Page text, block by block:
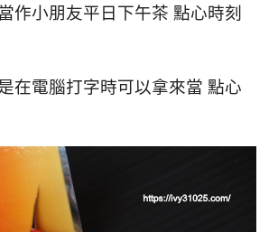
作小朋友平日下午茶 點心時刻
在電腦打字時可以拿來當 點心